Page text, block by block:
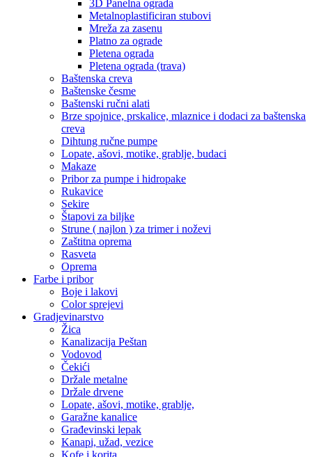
3D Panelna ograda
Metalnoplastificiran stubovi
Mreža za zasenu
Platno za ograde
Pletena ograda
Pletena ograda (trava)
Baštenska creva
Baštenske česme
Baštenski ručni alati
Brze spojnice, prskalice, mlaznice i dodaci za baštenska
creva
Dihtung ručne pumpe
Lopate, ašovi, motike, grablje, budaci
Makaze
Pribor za pumpe i hidropake
Rukavice
Sekire
Štapovi za biljke
Strune ( najlon ) za trimer i noževi
Zaštitna oprema
Rasveta
Oprema
Farbe i pribor
Boje i lakovi
Color sprejevi
Gradjevinarstvo
Žica
Kanalizacija Peštan
Vodovod
Čekići
Držale metalne
Držale drvene
Lopate, ašovi, motike, grablje,
Garažne kanalice
Građevinski lepak
Kanapi, užad, vezice
Kofe i korita